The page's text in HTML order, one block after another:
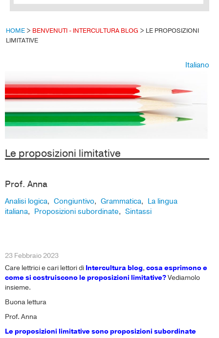
HOME > BENVENUTI - INTERCULTURA BLOG > LE PROPOSIZIONI
LIMITATIVE
Italiano
Le proposizioni limitative
Prof. Anna
Analisi logica, Congiuntivo, Grammatica, La lingua
italiana, Proposizioni subordinate, Sintassi
23 Febbraio 2023
Care lettrici e cari lettori di Intercultura blog, cosa esprimono e
come si costruiscono le proposizioni limitative?Vediamolo
insieme.
Buona lettura
Prof. Anna
Le proposizioni limitative sono proposizioni subordinate